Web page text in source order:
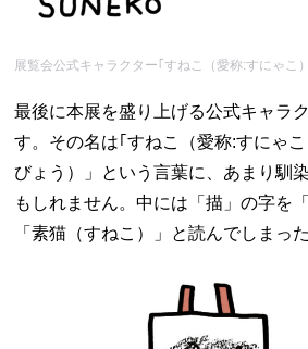
展覧会公式キャラクター｢すねこ（愛称:すにゃこ）
最後に本展を盛り上げる公式キャラ
す。その名は｢すねこ（愛称:すにゃ
びょう）」という言葉に、あまり馴
もしれません。中には「描」の字を
「素猫（すねこ）」と読んでしまっ